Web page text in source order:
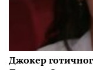
Джокер